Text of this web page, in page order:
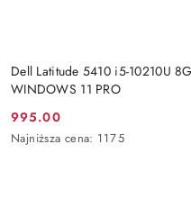
Dell Latitude 5410 i5-10210U
WINDOWS 11 PRO
Cena
promocyjna:
995.00
Najniższa
Najniższa cena: 1175